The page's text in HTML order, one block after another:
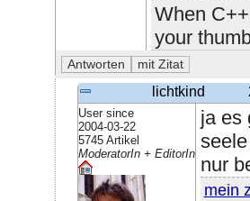
When
your
lichtkind
User since
2004-03-22
5745 Artikel
ModeratorIn + EditorIn
ja es
nur
mein